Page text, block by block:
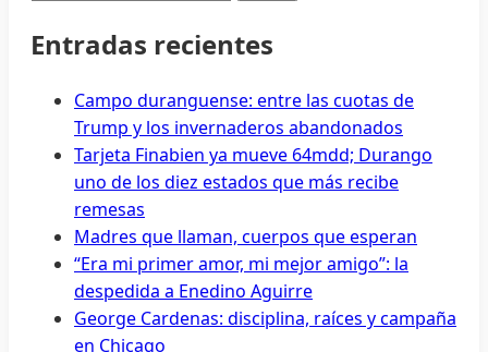
Entradas recientes
Campo duranguense: entre las cuotas de
Trump y los invernaderos abandonados
Tarjeta Finabien ya mueve 64mdd; Durango
uno de los diez estados que más recibe
remesas
Madres que llaman, cuerpos que esperan
“Era mi primer amor, mi mejor amigo”: la
despedida a Enedino Aguirre
George Cardenas: disciplina, raíces y campaña
en Chicago